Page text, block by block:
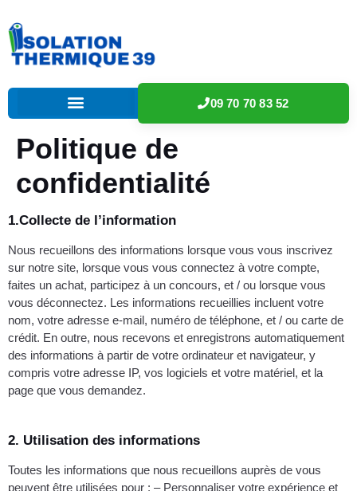
09 70 70 83 52
Politique de
confidentialité
1.Collecte de l’information
Nous recueillons des informations lorsque vous vous inscrivez
sur notre site, lorsque vous vous connectez à votre compte,
faites un achat, participez à un concours, et / ou lorsque vous
vous déconnectez. Les informations recueillies incluent votre
nom, votre adresse e-mail, numéro de téléphone, et / ou carte de
crédit. En outre, nous recevons et enregistrons automatiquement
des informations à partir de votre ordinateur et navigateur, y
compris votre adresse IP, vos logiciels et votre matériel, et la
page que vous demandez.
2. Utilisation des informations
Toutes les informations que nous recueillons auprès de vous
peuvent être utilisées pour : – Personnaliser votre expérience et